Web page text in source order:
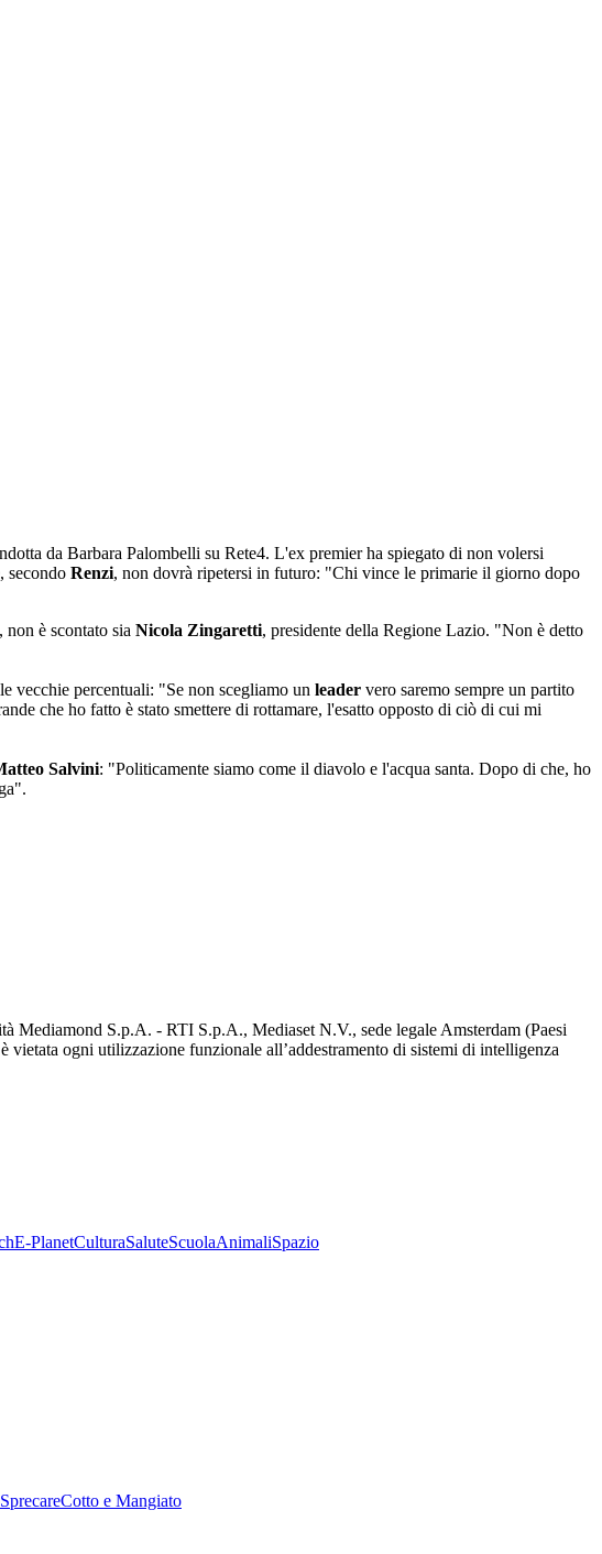
da Barbara Palombelli su Rete4. L'ex premier ha spiegato di non volersi
secondo Renzi, non dovrà ripetersi in futuro: "Chi vince le primarie il giorno dopo
è scontato sia Nicola Zingaretti, presidente della Regione Lazio. "Non è detto
vecchie percentuali: "Se non scegliamo un leader vero saremo sempre un partito
che ho fatto è stato smettere di rottamare, l'esatto opposto di ciò di cui mi
Salvini: "Politicamente siamo come il diavolo e l'acqua santa. Dopo di che, ho
S.p.A. - RTI S.p.A., Mediaset N.V., sede legale Amsterdam (Paesi
vietata ogni utilizzazione funzionale all’addestramento di sistemi di intelligenza
E-PlanetCulturaSaluteScuolaAnimaliSpazio
Cotto e Mangiato